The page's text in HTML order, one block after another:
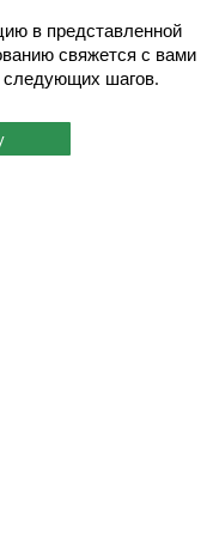
в представленной
свяжется с вами
следующих шагов.